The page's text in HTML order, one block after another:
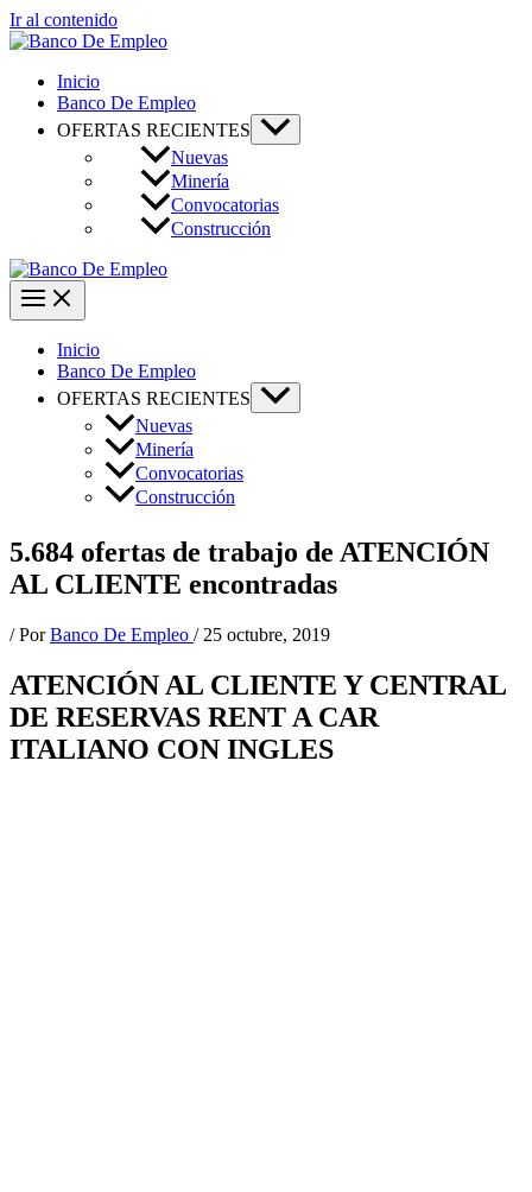
Ir al contenido
Inicio
Banco De Empleo
OFERTAS RECIENTES
Nuevas
Minería
Convocatorias
Construcción
Inicio
Banco De Empleo
OFERTAS RECIENTES
Nuevas
Minería
Convocatorias
Construcción
5.684 ofertas de trabajo de ATENCIÓN
AL CLIENTE encontradas
/ PorBanco De Empleo / 25 octubre, 2019
ATENCIÓN AL CLIENTE Y CENTRAL
DE RESERVAS RENT A CAR
ITALIANO CON INGLES